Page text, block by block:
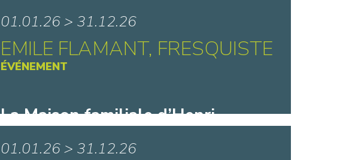
01.01.26 > 31.12.26
EMILE FLAMANT, FRESQUISTE
ÉVÉNEMENT
La Maison familiale d’Henri
01.01.26 > 31.12.26